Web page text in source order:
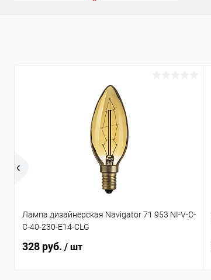
Лампа дизайнерская Navigator 71 953 NI-V-C-
C-40-230-E14-CLG
328 руб. / шт